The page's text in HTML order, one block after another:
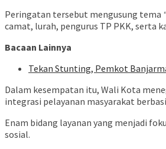
Peringatan tersebut mengusung tema
camat, lurah, pengurus TP PKK, serta
Bacaan Lainnya
Tekan Stunting, Pemkot
Dalam kesempatan itu, Wali Kota
integrasi pelayanan masyarakat
Enam bidang layanan yang menjadi
sosial.